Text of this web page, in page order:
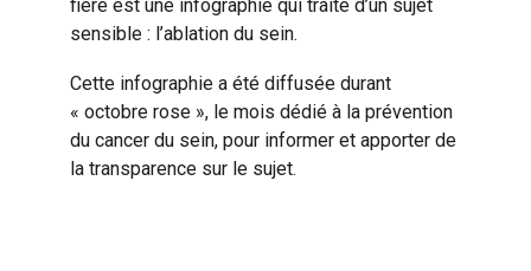
fière est une infographie qui traite d’un sujet
sensible : l’ablation du sein.
Cette infographie a été diffusée durant
« octobre rose », le mois dédié à la prévention
du cancer du sein, pour informer et apporter de
la transparence sur le sujet.